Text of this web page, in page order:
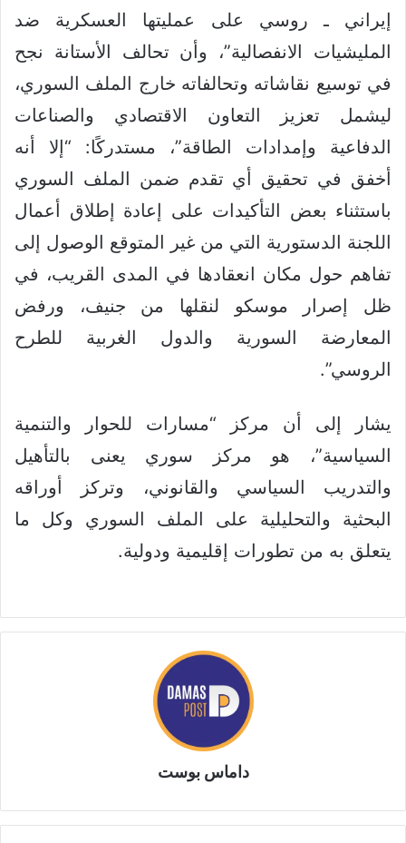
إيراني ـ روسي على عمليتها العسكرية ضد
المليشيات الانفصالية”، وأن تحالف الأستانة نجح
في توسيع نقاشاته وتحالفاته خارج الملف السوري،
ليشمل تعزيز التعاون الاقتصادي والصناعات
الدفاعية وإمدادات الطاقة”، مستدركًا: “إلا أنه
أخفق في تحقيق أي تقدم ضمن الملف السوري
باستثناء بعض التأكيدات على إعادة إطلاق أعمال
اللجنة الدستورية التي من غير المتوقع الوصول إلى
تفاهم حول مكان انعقادها في المدى القريب، في
ظل إصرار موسكو لنقلها من جنيف، ورفض
المعارضة السورية والدول الغربية للطرح
الروسي”.
يشار إلى أن مركز “مسارات للحوار والتنمية
السياسية”، هو مركز سوري يعنى بالتأهيل
والتدريب السياسي والقانوني، وتركز أوراقه
البحثية والتحليلية على الملف السوري وكل ما
يتعلق به من تطورات إقليمية ودولية.
داماس بوست